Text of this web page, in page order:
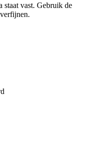
staat vast. Gebruik de